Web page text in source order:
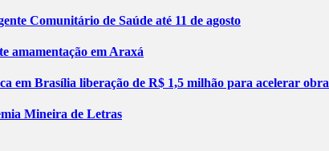
Comunitário de Saúde até 11 de agosto
amamentação em Araxá
em Brasília liberação de R$ 1,5 milhão para acelerar obra
Mineira de Letras